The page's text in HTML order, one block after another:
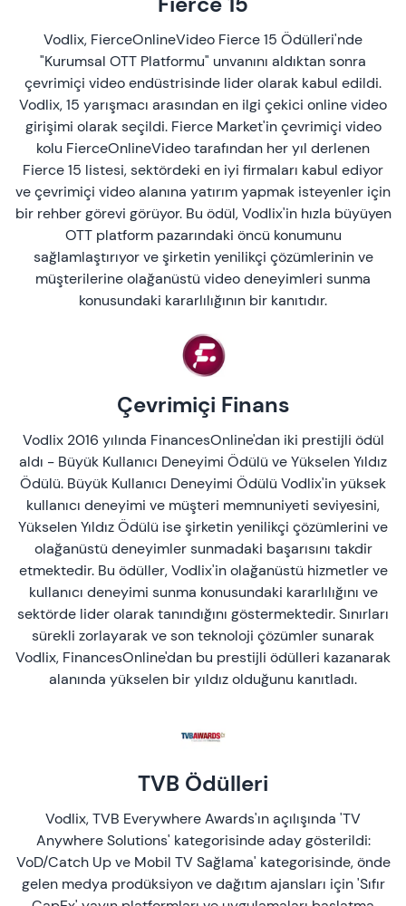
Vodlix, FierceOnlineVideo Fierce 15 Ödülleri'nde
"Kurumsal OTT Platformu" unvanını aldıktan sonra
çevrimiçi video endüstrisinde lider olarak kabul edildi.
Vodlix, 15 yarışmacı arasından en ilgi çekici online video
girişimi olarak seçildi. Fierce Market'in çevrimiçi video
kolu FierceOnlineVideo tarafından her yıl derlenen
Fierce 15 listesi, sektördeki en iyi firmaları kabul ediyor
ve çevrimiçi video alanına yatırım yapmak isteyenler için
bir rehber görevi görüyor. Bu ödül, Vodlix'in hızla büyüyen
OTT platform pazarındaki öncü konumunu
sağlamlaştırıyor ve şirketin yenilikçi çözümlerinin ve
müşterilerine olağanüstü video deneyimleri sunma
konusundaki kararlılığının bir kanıtıdır.
Çevrimiçi Finans
Vodlix 2016 yılında FinancesOnline'dan iki prestijli ödül
aldı - Büyük Kullanıcı Deneyimi Ödülü ve Yükselen Yıldız
Ödülü. Büyük Kullanıcı Deneyimi Ödülü Vodlix'in yüksek
kullanıcı deneyimi ve müşteri memnuniyeti seviyesini,
Yükselen Yıldız Ödülü ise şirketin yenilikçi çözümlerini ve
olağanüstü deneyimler sunmadaki başarısını takdir
etmektedir. Bu ödüller, Vodlix'in olağanüstü hizmetler ve
kullanıcı deneyimi sunma konusundaki kararlılığını ve
sektörde lider olarak tanındığını göstermektedir. Sınırları
sürekli zorlayarak ve son teknoloji çözümler sunarak
Vodlix, FinancesOnline'dan bu prestijli ödülleri kazanarak
alanında yükselen bir yıldız olduğunu kanıtladı.
TVB Ödülleri
Vodlix, TVB Everywhere Awards'ın açılışında 'TV
Anywhere Solutions' kategorisinde aday gösterildi:
VoD/Catch Up ve Mobil TV Sağlama' kategorisinde, önde
gelen medya prodüksiyon ve dağıtım ajansları için 'Sıfır